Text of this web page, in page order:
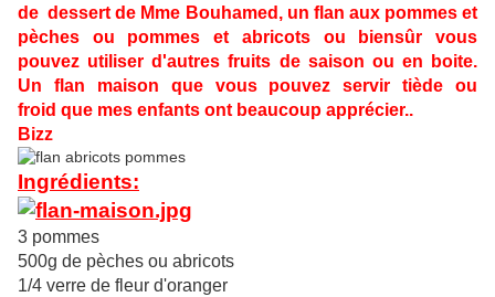
de dessert de Mme Bouhamed, un flan aux pommes et
pèches ou pommes et abricots ou biensûr vous
pouvez utiliser d'autres fruits de saison ou en boite.
Un flan maison que vous pouvez servir tiède ou
froid que mes enfants ont beaucoup apprécier..
Bizz
Ingrédients:
3 pommes
500g de pèches ou abricots
1/4 verre de fleur d'oranger